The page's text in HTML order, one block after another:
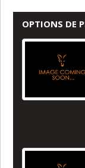
OPTIONS DE